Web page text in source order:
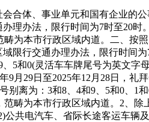
体、事业单元和国有企业的公
理办法，限行时间为7时至20
为本市行政区域内道。二、按
行交通办理办法，限行时间
5和0(灵活车车牌尾号为英文字
月29日至2025年12月28日，
别离为：3和8、4和9、5和0、
畴为本市行政区域内道。2、
共电汽车、省际长途客运车